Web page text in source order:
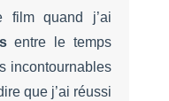
film quand j’ai
entre le temps
incontournables
que j’ai réussi